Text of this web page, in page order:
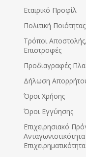
Εταιρικό Προφίλ
Πολιτική Ποιότητας
Τρόποι
Επιστροφές
Προδιαγραφές
Δήλωση
Όροι Χρήσης
Όροι Εγγύησης
Eπιχειρησιακό